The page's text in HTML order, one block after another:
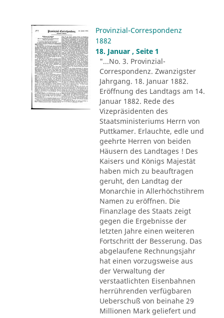
Provinzial-Correspondenz
1882
18. Januar , Seite 1
"...No. 3. Provinzial-
Correspondenz. Zwanzigster
Jahrgang. 18. Januar 1882.
Eröffnung des Landtags am 14.
Januar 1882. Rede des
Vizepräsidenten des
Staatsministeriums Herrn von
Puttkamer. Erlauchte, edle und
geehrte Herren von beiden
Häusern des Landtages ! Des
Kaisers und Königs Majestät
haben mich zu beauftragen
geruht, den Landtag der
Monarchie in Allerhöchstihrem
Namen zu eröffnen. Die
Finanzlage des Staats zeigt
gegen die Ergebnisse der
letzten Jahre einen weiteren
Fortschritt der Besserung. Das
abgelaufene Rechnungsjahr
hat einen vorzugsweise aus
der Verwaltung der
verstaatlichten Eisenbahnen
herrührenden verfügbaren
Ueberschuß von beinahe 29
Millionen Mark geliefert und